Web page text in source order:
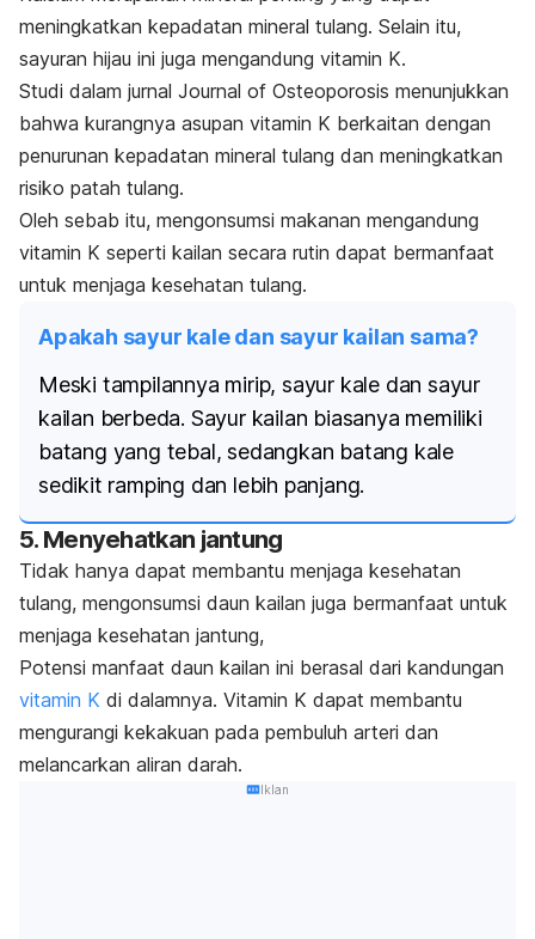
meningkatkan kepadatan mineral tulang. Selain itu,
sayuran hijau ini juga mengandung vitamin K.
Studi dalam jurnal Journal of Osteoporosis menunjukkan
bahwa kurangnya asupan vitamin K berkaitan dengan
penurunan kepadatan mineral tulang dan meningkatkan
risiko patah tulang.
Oleh sebab itu, mengonsumsi makanan mengandung
vitamin K seperti kailan secara rutin dapat bermanfaat
untuk menjaga kesehatan tulang.
Apakah sayur kale dan sayur kailan sama?
Meski tampilannya mirip, sayur kale dan sayur
kailan berbeda. Sayur kailan biasanya memiliki
batang yang tebal, sedangkan batang kale
sedikit ramping dan lebih panjang.
5. Menyehatkan jantung
Tidak hanya dapat membantu menjaga kesehatan
tulang, mengonsumsi daun kailan juga bermanfaat untuk
menjaga kesehatan jantung,
Potensi manfaat daun kailan ini berasal dari kandungan
vitamin K di dalamnya. Vitamin K dapat membantu
mengurangi kekakuan pada pembuluh arteri dan
melancarkan aliran darah.
Iklan